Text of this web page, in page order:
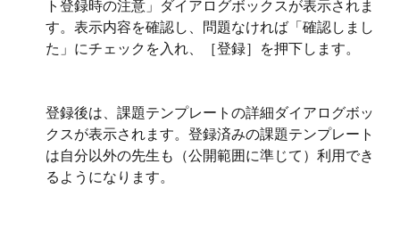
ト登録時の注意」ダイアログボックスが表示されま
す。表示内容を確認し、問題なければ「確認しまし
た」にチェックを入れ、［登録］を押下します。
登録後は、課題テンプレートの詳細ダイアログボッ
クスが表示されます。登録済みの課題テンプレート
は自分以外の先生も（公開範囲に準じて）利用でき
るようになります。